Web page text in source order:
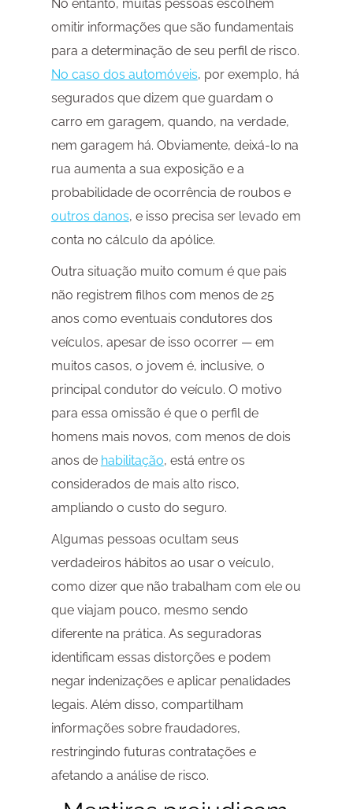
No entanto, muitas pessoas escolhem
omitir informações que são fundamentais
para a determinação de seu perfil de risco.
No caso dos automóveis, por exemplo, há
segurados que dizem que guardam o
carro em garagem, quando, na verdade,
nem garagem há. Obviamente, deixá-lo na
rua aumenta a sua exposição e a
probabilidade de ocorrência de roubos e
outros danos, e isso precisa ser levado em
conta no cálculo da apólice.
Outra situação muito comum é que pais
não registrem filhos com menos de 25
anos como eventuais condutores dos
veículos, apesar de isso ocorrer — em
muitos casos, o jovem é, inclusive, o
principal condutor do veículo. O motivo
para essa omissão é que o perfil de
homens mais novos, com menos de dois
anos de habilitação, está entre os
considerados de mais alto risco,
ampliando o custo do seguro.
Algumas pessoas ocultam seus
verdadeiros hábitos ao usar o veículo,
como dizer que não trabalham com ele ou
que viajam pouco, mesmo sendo
diferente na prática. As seguradoras
identificam essas distorções e podem
negar indenizações e aplicar penalidades
legais. Além disso, compartilham
informações sobre fraudadores,
restringindo futuras contratações e
afetando a análise de risco.